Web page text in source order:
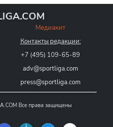
Медиакит
Контакты редакции:
+7 (495) 109-65-89
adv@sportliga.com
press@sportliga.com
Все права защищены